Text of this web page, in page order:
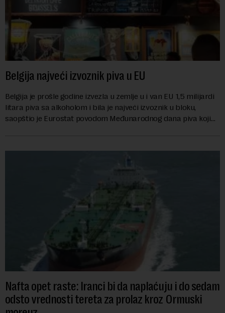
Belgija najveći izvoznik piva u EU
Belgija je prošle godine izvezla u zemlje u i van EU 1,5 milijardi
litara piva sa alkoholom i bila je najveći izvoznik u bloku,
saopštio je Eurostat povodom Međunarodnog dana piva koji
Nafta opet raste: Iranci bi da naplaćuju i do sedam
odsto vrednosti tereta za prolaz kroz Ormuski